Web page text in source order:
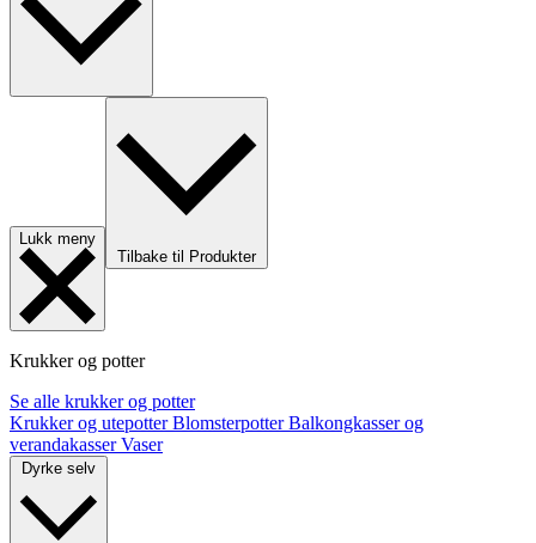
Lukk meny
Tilbake til Produkter
Krukker og potter
Se alle krukker og potter
Krukker og utepotterBlomsterpotterBalkongkasser og
verandakasserVaser